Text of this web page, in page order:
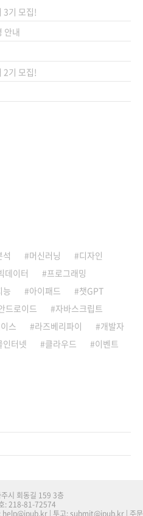
3기 모집!
안내
2기 모집!
석 머신러닝
디자인
데이터
프로그래밍
능 아이패드
챗GPT
드로이드
자바스크립트
스 라즈베리파이
개발자
인터넷 클라우드 이벤트
시 회동길 159 3층
: 218-81-72574